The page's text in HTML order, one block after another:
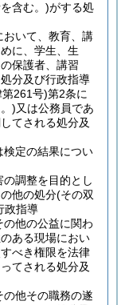
含む。)がする処
おいて、教育、講
に、学生、生
保護者、講習
分及び行政指導
261号)第2条に
)又は公務員であ
てされる処分及
検定の結果につい
調整を目的とし
他の処分(その双
政指導
他の公益に関わ
ある現場におい
べき権限を法律
てされる処分及
他その職務の遂